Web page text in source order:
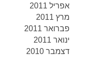
אפריל 2011
מרץ 2011
פברואר 2011
ינואר 2011
דצמבר 2010